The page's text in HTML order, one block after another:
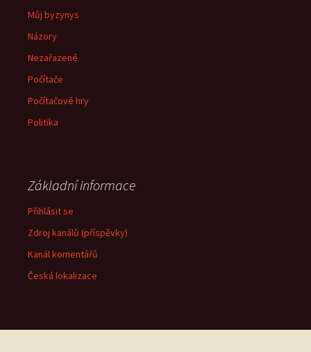
Můj byzynys
Názory
Nezařazené
Počítače
Počítačové hry
Politika
Základní informace
Přihlásit se
Zdroj kanálů (příspěvky)
Kanál komentářů
Česká lokalizace